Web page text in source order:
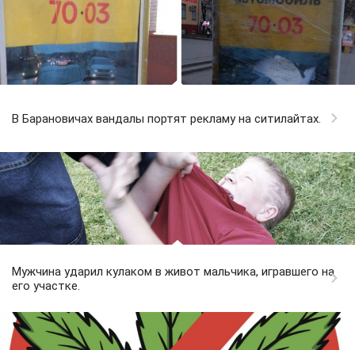
В Барановичах вандалы портят рекламу на ситилайтах.
Мужчина ударил кулаком в живот мальчика, игравшего на
его участке.